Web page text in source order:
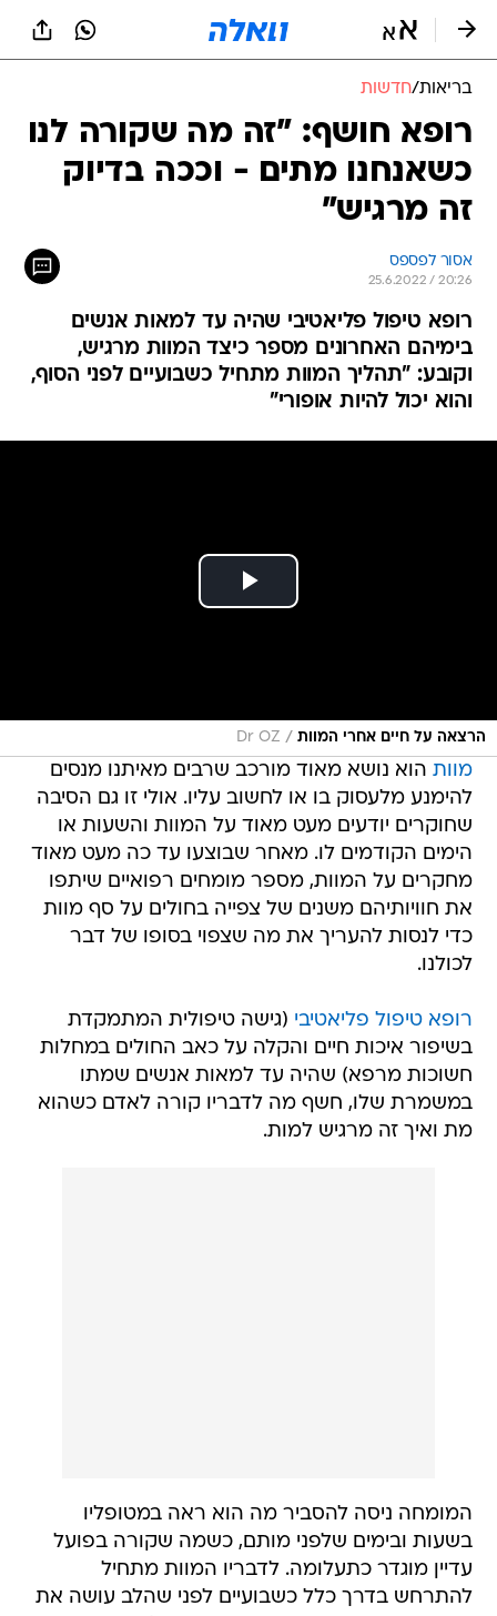
בריאות/חדשות
רופא חושף: "זה מה שקורה לנו
כשאנחנו מתים - וככה בדיוק
זה מרגיש"
אסור לפספס
25.6.2022 / 20:26
רופא טיפול פליאטיבי שהיה עד למאות אנשים
בימיהם האחרונים מספר כיצד המוות מרגיש,
וקובע: "תהליך המוות מתחיל כשבועיים לפני הסוף,
והוא יכול להיות אופורי"
הרצאה על חיים אחרי המוות /
Dr OZ
מוות הוא נושא מאוד מורכב שרבים מאיתנו מנסים
להימנע מלעסוק בו או לחשוב עליו. אולי זו גם הסיבה
שחוקרים יודעים מעט מאוד על המוות והשעות או
הימים הקודמים לו. מאחר שבוצעו עד כה מעט מאוד
מחקרים על המוות, מספר מומחים רפואיים שיתפו
את חוויותיהם משנים של צפייה בחולים על סף מוות
כדי לנסות להעריך את מה שצפוי בסופו של דבר
לכולנו.
רופא טיפול פליאטיבי (גישה טיפולית המתמקדת
בשיפור איכות חיים והקלה על כאב החולים במחלות
חשוכות מרפא) שהיה עד למאות אנשים שמתו
במשמרת שלו, חשף מה לדבריו קורה לאדם כשהוא
מת ואיך זה מרגיש למות.
המומחה ניסה להסביר מה הוא ראה במטופליו
בשעות ובימים שלפני מותם, כשמה שקורה בפועל
עדיין מוגדר כתעלומה. לדבריו המוות מתחיל
להתרחש בדרך כלל כשבועיים לפני שהלב עושה את